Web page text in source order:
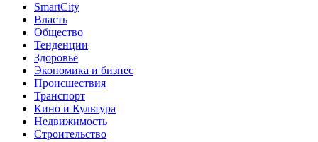
SmartCity
Власть
Общество
Тенденции
Здоровье
Экономика и бизнес
Происшествия
Транспорт
Кино и Культура
Недвижимость
Строительство